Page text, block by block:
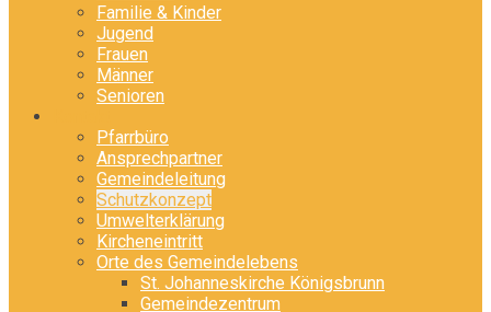
Familie & Kinder
Jugend
Frauen
Männer
Senioren
Pfarrbüro
Ansprechpartner
Gemeindeleitung
Schutzkonzept
Umwelterklärung
Kircheneintritt
Orte des Gemeindelebens
St. Johanneskirche Königsbrunn
Gemeindezentrum